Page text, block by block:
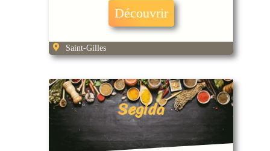
Découvrir
Saint-Gilles
Segida